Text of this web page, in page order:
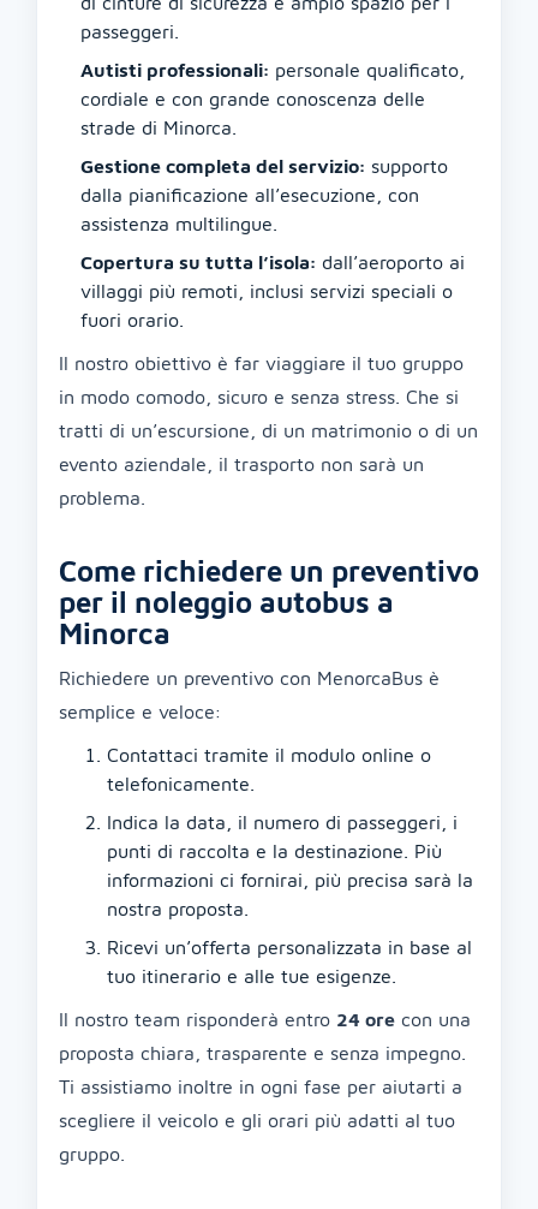
passeggeri.
Autisti professionali: personale qualificato,
cordiale e con grande conoscenza delle
strade di Minorca.
Gestione completa del servizio: supporto
dalla pianificazione all’esecuzione, con
assistenza multilingue.
Copertura su tutta l’isola: dall’aeroporto ai
villaggi più remoti, inclusi servizi speciali o
fuori orario.
Il nostro obiettivo è far viaggiare il tuo gruppo
in modo comodo, sicuro e senza stress. Che si
tratti di un’escursione, di un matrimonio o di un
evento aziendale, il trasporto non sarà un
problema.
Come richiedere un preventivo
per il noleggio autobus a
Minorca
Richiedere un preventivo con MenorcaBus è
semplice e veloce:
Contattaci tramite il modulo online o
telefonicamente.
Indica la data, il numero di passeggeri, i
punti di raccolta e la destinazione. Più
informazioni ci fornirai, più precisa sarà la
nostra proposta.
Ricevi un’offerta personalizzata in base al
tuo itinerario e alle tue esigenze.
Il nostro team risponderà entro 24 ore con una
proposta chiara, trasparente e senza impegno.
Ti assistiamo inoltre in ogni fase per aiutarti a
scegliere il veicolo e gli orari più adatti al tuo
gruppo.